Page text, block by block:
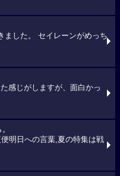
ました。 セイレーンがめっち
感じがしますが、面白かっ
明日への言葉,夏の特集は戦